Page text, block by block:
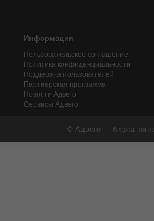
Информация
Пользовательское соглашение
Политика конфиденциальности
Поддержка пользователей
Партнерская программа
Новости Адвего
Сервисы Адвего
© Адвего — биржа